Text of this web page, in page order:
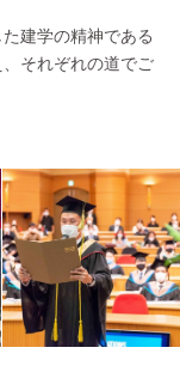
建学の精神である
それぞれの道でご